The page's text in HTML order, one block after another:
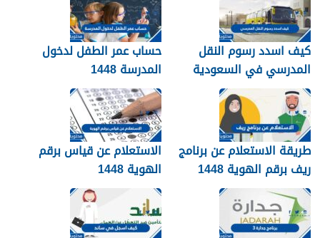
كيف اسدد رسوم النقل
المدرسي في السعودية
1448
حساب عمر الطفل لدخول
المدرسة 1448
طريقة الاستعلام عن برنامج
ريف برقم الهوية 1448
الاستعلام عن قياس برقم
الهوية 1448
services.qiyas.sa